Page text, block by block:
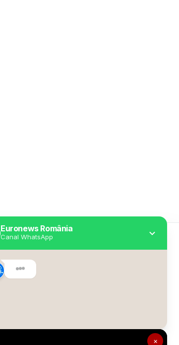
×
Euronews România
Canal WhatsApp
Despre Euronews